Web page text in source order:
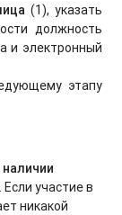
(1), указать
должность
и электронный
этапу
Если участие в
никакой